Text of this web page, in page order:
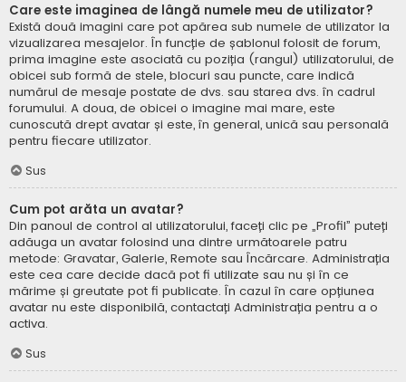
Care este imaginea de lângă numele meu de utilizator?
Există două imagini care pot apărea sub numele de utilizator la
vizualizarea mesajelor. În funcție de șablonul folosit de forum,
prima imagine este asociată cu poziția (rangul) utilizatorului, de
obicei sub formă de stele, blocuri sau puncte, care indică
numărul de mesaje postate de dvs. sau starea dvs. în cadrul
forumului. A doua, de obicei o imagine mai mare, este
cunoscută drept avatar și este, în general, unică sau personală
pentru fiecare utilizator.
Sus
Cum pot arăta un avatar?
Din panoul de control al utilizatorului, faceți clic pe „Profil” puteți
adăuga un avatar folosind una dintre următoarele patru
metode: Gravatar, Galerie, Remote sau Încărcare. Administrația
este cea care decide dacă pot fi utilizate sau nu și în ce
mărime și greutate pot fi publicate. În cazul în care opțiunea
avatar nu este disponibilă, contactați Administrația pentru a o
activa.
Sus